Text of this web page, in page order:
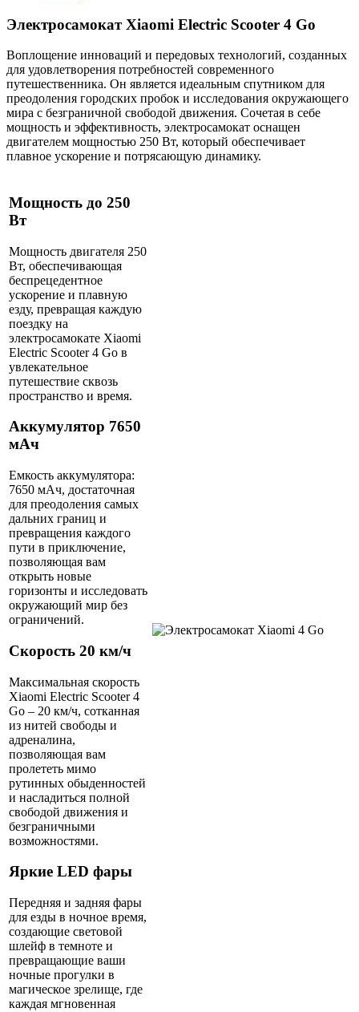
Электросамокат Xiaomi Electric Scooter 4 Go
Воплощение инноваций и передовых технологий, созданных
для удовлетворения потребностей современного
путешественника. Он является идеальным спутником для
преодоления городских пробок и исследования окружающего
мира с безграничной свободой движения. Сочетая в себе
мощность и эффективность, электросамокат оснащен
двигателем мощностью 250 Вт, который обеспечивает
плавное ускорение и потрясающую динамику.
Мощность до 250
Вт
Мощность двигателя 250
Вт, обеспечивающая
беспрецедентное
ускорение и плавную
езду, превращая каждую
поездку на
электросамокате Xiaomi
Electric Scooter 4 Go в
увлекательное
путешествие сквозь
пространство и время.
Аккумулятор 7650
мАч
Емкость аккумулятора:
7650 мАч, достаточная
для преодоления самых
дальних границ и
превращения каждого
пути в приключение,
позволяющая вам
открыть новые
горизонты и исследовать
окружающий мир без
ограничений.
Скорость 20 км/ч
Максимальная скорость
Xiaomi Electric Scooter 4
Go – 20 км/ч, сотканная
из нитей свободы и
адреналина,
позволяющая вам
пролететь мимо
рутинных обыденностей
и насладиться полной
свободой движения и
безграничными
возможностями.
Яркие LED фары
Передняя и задняя фары
для езды в ночное время,
создающие световой
шлейф в темноте и
превращающие ваши
ночные прогулки в
магическое зрелище, где
каждая мгновенная